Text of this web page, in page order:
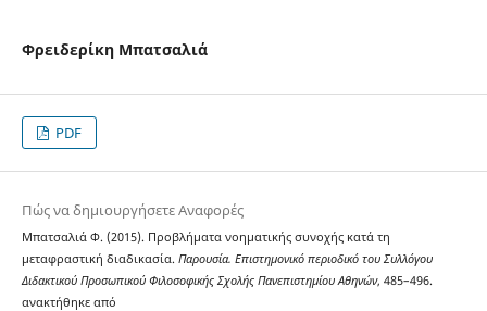
Φρειδερίκη Μπατσαλιά
PDF
Πώς να δημιουργήσετε Αναφορές
Μπατσαλιά Φ. (2015). Προβλήματα νοηματικής συνοχής κατά τη
μεταφραστική διαδικασία. Παρουσία. Επιστημονικό περιοδικό του Συλλόγου
Διδακτικού Προσωπικού Φιλοσοφικής Σχολής Πανεπιστημίου Αθηνών, 485–496.
ανακτήθηκε από